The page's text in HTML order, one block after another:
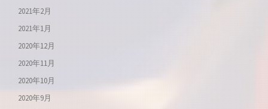
2021年2月
2021年1月
2020年12月
2020年11月
2020年10月
2020年9月